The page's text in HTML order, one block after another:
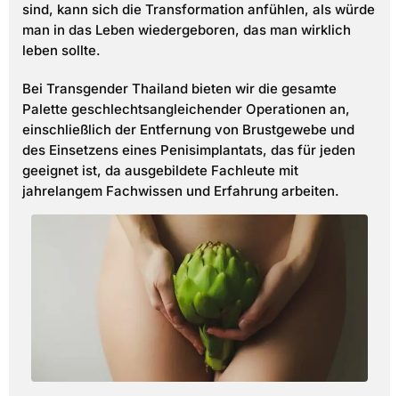
sind, kann sich die Transformation anfühlen, als würde
man in das Leben wiedergeboren, das man wirklich
leben sollte.
Bei Transgender Thailand bieten wir die gesamte
Palette geschlechtsangleichender Operationen an,
einschließlich der Entfernung von Brustgewebe und
des Einsetzens eines Penisimplantats, das für jeden
geeignet ist, da ausgebildete Fachleute mit
jahrelangem Fachwissen und Erfahrung arbeiten.